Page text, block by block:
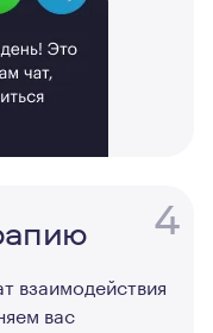
4
взаимодействия
вас